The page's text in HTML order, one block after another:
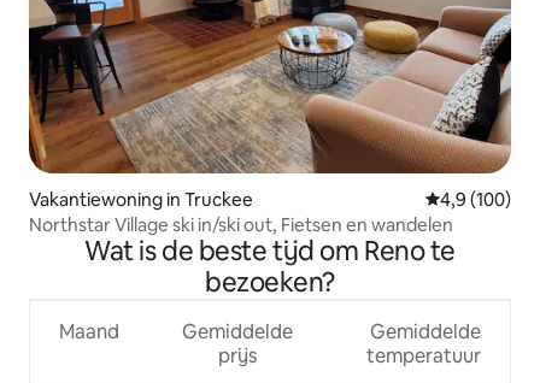
Vakantiewoning in Truckee Gemiddelde
4,9 (100)
Northstar Village ski in/ski out, Fietsen en wandelen
Wat is de beste tijd om Reno te
bezoeken?
Maand
Gemiddelde
prijs
Gemiddelde
temperatuur